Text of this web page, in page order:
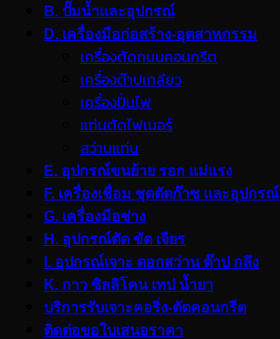
B. ปั๊มน้ำและอุปกรณ์
D. เครื่องมือก่อสร้าง-อุตสาหกรรม
เครื่องตัดถนนคอนกรีต
เครื่องต๊าปเกลียว
เครื่องปั่นไฟ
แท่นตัดไฟเบอร์
สว่านแท่น
E. อุปกรณ์ขนย้าย รอก แม่แรง
F. เครื่องเชื่อม ชุดตัดก๊าซ และอุปกรณ์
G. เครื่องมือช่าง
H. อุปกรณ์ตัด ขัด เจียร
I. อุปกรณ์เจาะ ดอกสว่าน ต๊าป กลึง
K. กาว ซิลลิโคน เทป น้ำยา
บริการรับเจาะคอริ่ง-ตัดคอนกรีต
ติดต่อขอใบเสนอราคา